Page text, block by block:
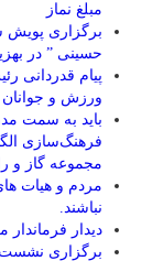
مبلغ نماز
برگزاری پویش
حسینی ” در
پیام قدردانی
ورزش و جوانان
باید به سمت
فرهنگ‌سازی
مجموعه گاز و
مردم و هیات
نباشند.
دیدار فرماندار
برگزاری نشست